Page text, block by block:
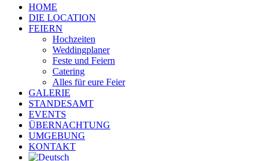
HOME
DIE LOCATION
FEIERN
Hochzeiten
Weddingplaner
Feste und Feiern
Catering
Alles für eure Feier
GALERIE
STANDESAMT
EVENTS
ÜBERNACHTUNG
UMGEBUNG
KONTAKT